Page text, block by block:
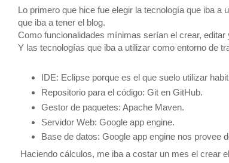
Lo primero que hice fue elegir la tecnología que iba a
que iba a tener el blog.
Como funcionalidades mínimas serían el crear,
Y las tecnologías que iba a utilizar como entorno de
IDE: Eclipse porque es el que suelo utilizar
Repositorio para el código: Git en GitHub.
Gestor de paquetes: Apache Maven.
Servidor Web: Google app engine.
Base de datos: Google app engine nos provee
Haciendo cálculos, me iba a costar un mes el crear